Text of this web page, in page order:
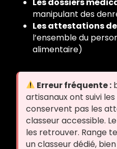
manipulant des
Les attestations
l’ensemble du
alimentaire)
Erreur fréquente :
artisanaux ont suivi
conservent pas les
classeur accessible.
les retrouver. Range
un classeur dédié,